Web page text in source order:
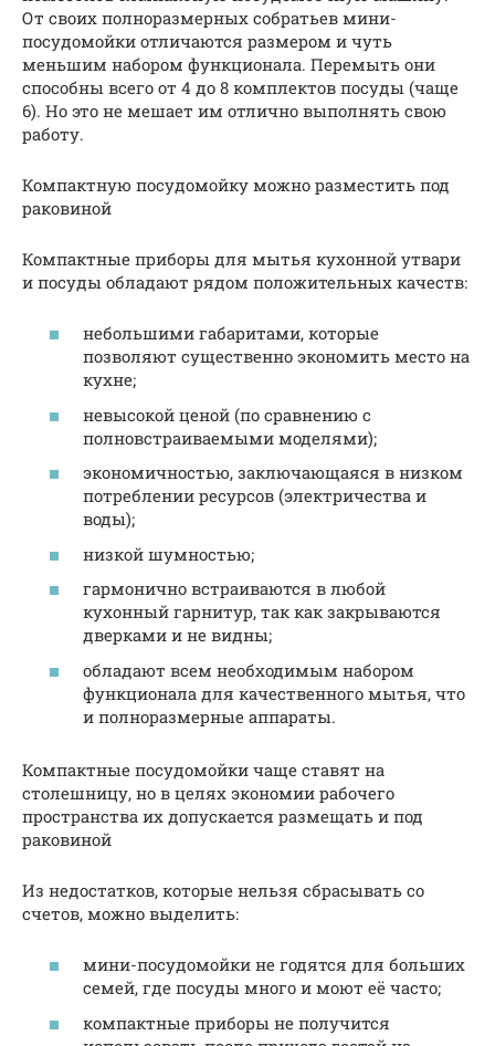
От своих полноразмерных собратьев мини-
посудомойки отличаются размером и чуть
меньшим набором функционала. Перемыть они
способны всего от 4 до 8 комплектов посуды (чаще
6). Но это не мешает им отлично выполнять свою
работу.
Компактную посудомойку можно разместить под
раковиной
Компактные приборы для мытья кухонной утвари
и посуды обладают рядом положительных качеств:
небольшими габаритами, которые
позволяют существенно экономить место на
кухне;
невысокой ценой (по сравнению с
полновстраиваемыми моделями);
экономичностью, заключающаяся в низком
потреблении ресурсов (электричества и
воды);
низкой шумностью;
гармонично встраиваются в любой
кухонный гарнитур, так как закрываются
дверками и не видны;
обладают всем необходимым набором
функционала для качественного мытья, что
и полноразмерные аппараты.
Компактные посудомойки чаще ставят на
столешницу, но в целях экономии рабочего
пространства их допускается размещать и под
раковиной
Из недостатков, которые нельзя сбрасывать со
счетов, можно выделить:
мини-посудомойки не годятся для больших
семей, где посуды много и моют её часто;
компактные приборы не получится